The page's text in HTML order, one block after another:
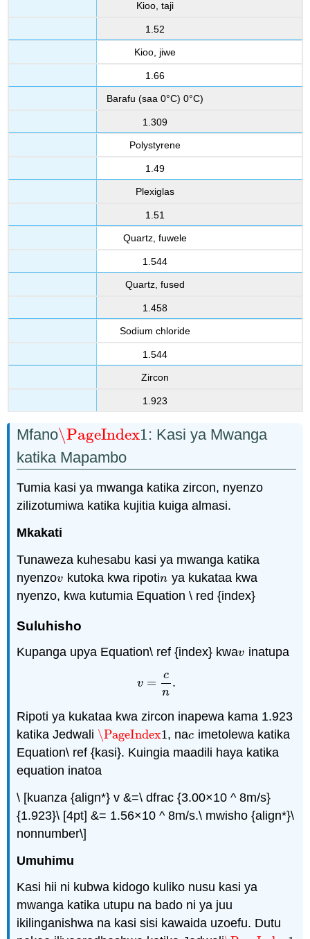
Kioo, taji
1.52
Kioo, jiwe
1.66
Barafu (saa 0°C) 0°C)
1.309
Polystyrene
1.49
Plexiglas
1.51
Quartz, fuwele
1.544
Quartz, fused
1.458
Sodium chloride
1.544
Zircon
1.923
Mfano\PageIndex1
\PageIndex1 : Kasi ya Mwanga
katika Mapambo
Tumia kasi ya mwanga katika zircon, nyenzo
zilizotumiwa katika kujitia kuiga almasi.
Mkakati
Tunaweza kuhesabu kasi ya mwanga katika
nyenzov
v kutoka kwa ripotin
n ya kukataa kwa
nyenzo, kwa kutumia Equation \ red {index}
Suluhisho
Kupanga upya Equation\ ref {index} kwav
v inatupa
v =
c
n
.
v =c n.
Ripoti ya kukataa kwa zircon inapewa kama 1.923
katika Jedwali \PageIndex1
\PageIndex1, nac
c imetolewa katika
Equation\ ref {kasi}. Kuingia maadili haya katika
equation inatoa
\ [kuanza {align*} v &=\ dfrac {3.00×10 ^ 8m/s}
{1.923}\ [4pt] &= 1.56×10 ^ 8m/s.\ mwisho {align*}\
nonnumber\]
Umuhimu
Kasi hii ni kubwa kidogo kuliko nusu kasi ya
mwanga katika utupu na bado ni ya juu
ikilinganishwa na kasi sisi kawaida uzoefu. Dutu